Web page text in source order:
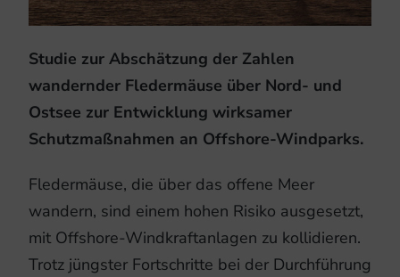
Studie zur Abschätzung der Zahlen
wandernder Fledermäuse über Nord- und
Ostsee zur Entwicklung wirksamer
Schutzmaßnahmen an Offshore-Windparks.
Fledermäuse, die über das offene Meer
wandern, sind einem hohen Risiko ausgesetzt,
mit Offshore-Windkraftanlagen zu kollidieren.
Trotz jüngster Fortschritte bei der Durchführung